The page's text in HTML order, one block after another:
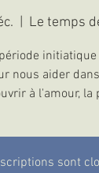
Le temps
nous aider
à l'amour, la
sont